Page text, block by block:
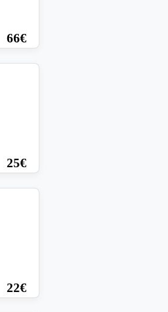
66€
25€
22€